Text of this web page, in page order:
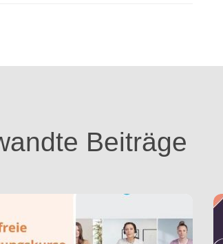
Beiträge